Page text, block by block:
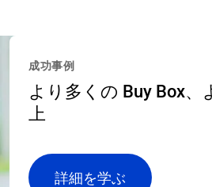
成功事例
より多くの Buy Box、
上
詳細を学ぶ